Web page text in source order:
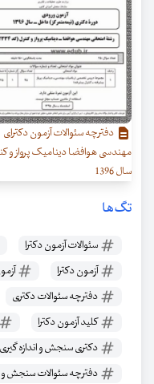
دفترچه سئوالات آزمون دکترای
مهندسی هوافضا دینامیک پرواز و
سال 1396
تگ‌ها
سئوالات آزمون دکترا
آزمون دکترا
دفترچه سئوالات دکتری
کلید آزمون دکترا
دکتری سنجش و اندازه گیری
دفترچه سئوالات سنجش و